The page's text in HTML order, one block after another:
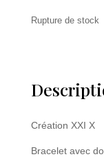
Rupture de stock
Création XXI X
Bracelet avec